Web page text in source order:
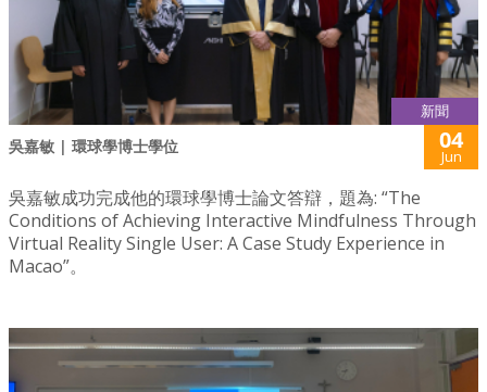
新聞
吳嘉敏 | 環球學博士學位 04
Jun
吳嘉敏成功完成他的環球學博士論文答辯，題為: “The
Conditions of Achieving Interactive Mindfulness Through
Virtual Reality Single User: A Case Study Experience in
Macao”。